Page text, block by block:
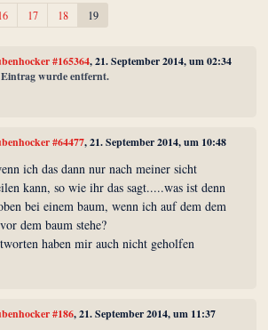
17 18 19
#165364, 21. September 2014, um 02:34
Eintrag wurde entfernt.
#64477, 21. September 2014, um 10:48
ich das dann nur nach meiner sicht
kann, so wie ihr das sagt.....was ist denn
bei einem baum, wenn ich auf dem dem
dem baum stehe?
haben mir auch nicht geholfen
#186, 21. September 2014, um 11:37